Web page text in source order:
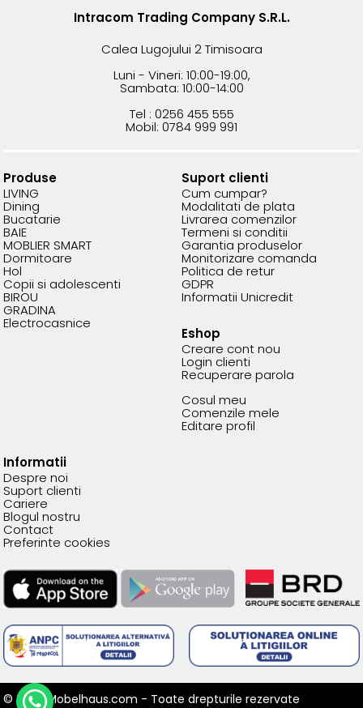
Intracom Trading Company S.R.L.
Calea Lugojului 2 Timisoara
Luni - Vineri: 10:00-19:00,
Sambata: 10:00-14:00
Tel : 0256 455 555
Mobil: 0784 999 991
Produse
LIVING
Dining
Bucatarie
BAIE
MOBLIER SMART
Dormitoare
Hol
Copii si adolescenti
BIROU
GRADINA
Electrocasnice
Suport clienti
Cum cumpar?
Modalitati de plata
Livrarea comenzilor
Termeni si conditii
Garantia produselor
Monitorizare comanda
Politica de retur
GDPR
Informatii Unicredit
Eshop
Creare cont nou
Login clienti
Recuperare parola
Cosul meu
Comenzile mele
Editare profil
Informatii
Despre noi
Suport clienti
Cariere
Blogul nostru
Contact
Preferinte cookies
© 2026 Mobelhaus.com - Toate drepturile rezervate